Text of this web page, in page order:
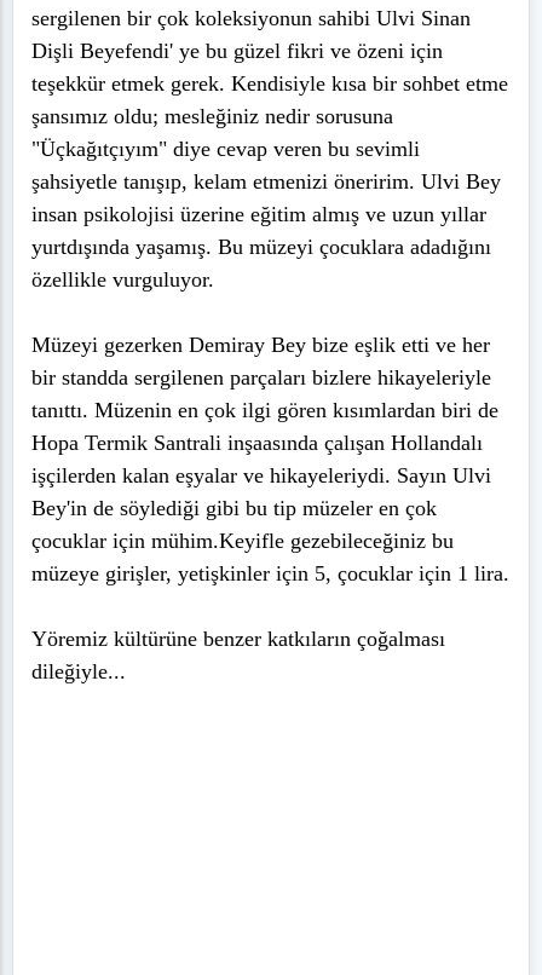
sergilenen bir çok koleksiyonun sahibi Ulvi Sinan
Dişli Beyefendi' ye bu güzel fikri ve özeni için
teşekkür etmek gerek. Kendisiyle kısa bir sohbet etme
şansımız oldu; mesleğiniz nedir sorusuna
"Üçkağıtçıyım" diye cevap veren bu sevimli
şahsiyetle tanışıp, kelam etmenizi öneririm. Ulvi Bey
insan psikolojisi üzerine eğitim almış ve uzun yıllar
yurtdışında yaşamış. Bu müzeyi çocuklara adadığını
özellikle vurguluyor.
Müzeyi gezerken Demiray Bey bize eşlik etti ve her
bir standda sergilenen parçaları bizlere hikayeleriyle
tanıttı. Müzenin en çok ilgi gören kısımlardan biri de
Hopa Termik Santrali inşaasında çalışan Hollandalı
işçilerden kalan eşyalar ve hikayeleriydi. Sayın Ulvi
Bey'in de söylediği gibi bu tip müzeler en çok
çocuklar için mühim.Keyifle gezebileceğiniz bu
müzeye girişler, yetişkinler için 5, çocuklar için 1 lira.
Yöremiz kültürüne benzer katkıların çoğalması
dileğiyle...